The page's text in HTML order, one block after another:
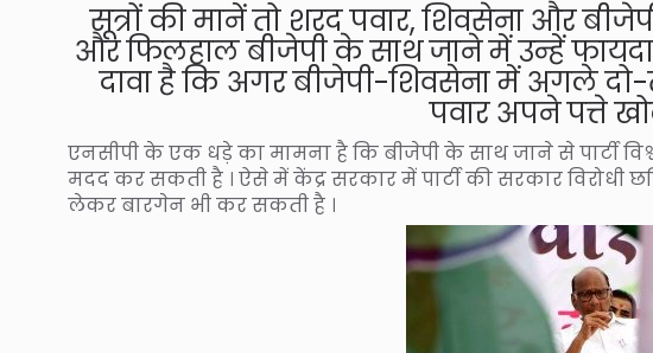
सूत्रों की मानें तो शरद पवार, शिवसेना और
और फिलहाल बीजेपी के साथ जाने में उन्हें फायदा
दावा है कि अगर बीजेपी-शिवसेना में अगले
पवार अपने पत्ते
एनसीपी के एक धड़े ‌का मामना है कि बीजेपी के साथ जाने से पार्टी
मदद कर सकती है । ऐसे में केंद्र सरकार में पार्टी की सरकार विरोधी
लेकर बारगेन भी कर सकती है ।